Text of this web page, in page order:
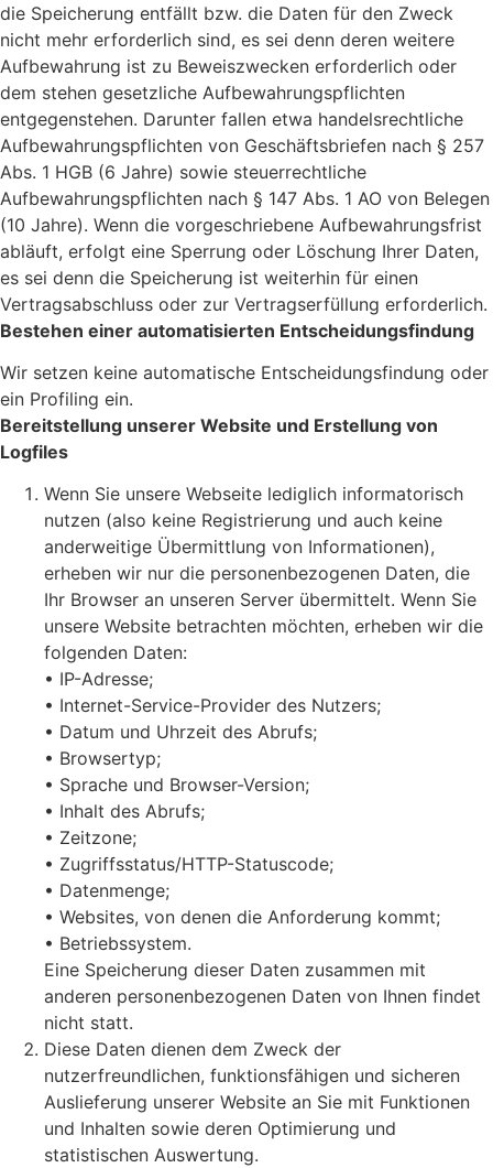
die Speicherung entfällt bzw. die Daten für den Zweck
nicht mehr erforderlich sind, es sei denn deren weitere
Aufbewahrung ist zu Beweiszwecken erforderlich oder
dem stehen gesetzliche Aufbewahrungspflichten
entgegenstehen. Darunter fallen etwa handelsrechtliche
Aufbewahrungspflichten von Geschäftsbriefen nach § 257
Abs. 1 HGB (6 Jahre) sowie steuerrechtliche
Aufbewahrungspflichten nach § 147 Abs. 1 AO von Belegen
(10 Jahre). Wenn die vorgeschriebene Aufbewahrungsfrist
abläuft, erfolgt eine Sperrung oder Löschung Ihrer Daten,
es sei denn die Speicherung ist weiterhin für einen
Vertragsabschluss oder zur Vertragserfüllung erforderlich.
Bestehen einer automatisierten Entscheidungsfindung
Wir setzen keine automatische Entscheidungsfindung oder
ein Profiling ein.
Bereitstellung unserer Website und Erstellung von
Logfiles
Wenn Sie unsere Webseite lediglich informatorisch
nutzen (also keine Registrierung und auch keine
anderweitige Übermittlung von Informationen),
erheben wir nur die personenbezogenen Daten, die
Ihr Browser an unseren Server übermittelt. Wenn Sie
unsere Website betrachten möchten, erheben wir die
folgenden Daten:
• IP-Adresse;
• Internet-Service-Provider des Nutzers;
• Datum und Uhrzeit des Abrufs;
• Browsertyp;
• Sprache und Browser-Version;
• Inhalt des Abrufs;
• Zeitzone;
• Zugriffsstatus/HTTP-Statuscode;
• Datenmenge;
• Websites, von denen die Anforderung kommt;
• Betriebssystem.
Eine Speicherung dieser Daten zusammen mit
anderen personenbezogenen Daten von Ihnen findet
nicht statt.
Diese Daten dienen dem Zweck der
nutzerfreundlichen, funktionsfähigen und sicheren
Auslieferung unserer Website an Sie mit Funktionen
und Inhalten sowie deren Optimierung und
statistischen Auswertung.